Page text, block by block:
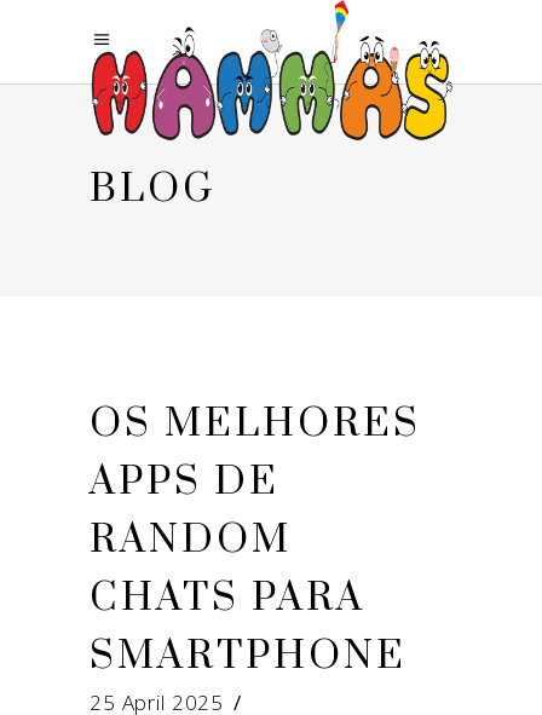
BLOG
OS MELHORES
APPS DE
RANDOM
CHATS PARA
SMARTPHONE
25 April 2025